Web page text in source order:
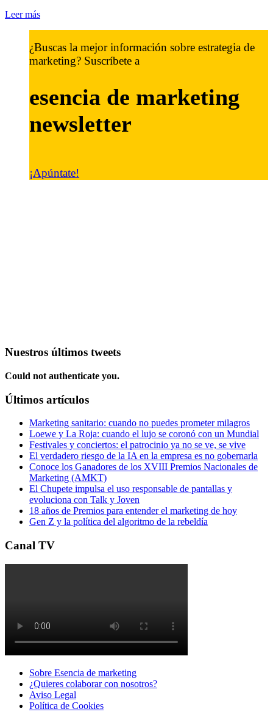
Leer más
¿Buscas la mejor información sobre estrategia de
marketing? Suscríbete a
esencia de marketing
newsletter
¡Apúntate!
Nuestros últimos tweets
Could not authenticate you.
Últimos artículos
Marketing sanitario: cuando no puedes prometer milagros
Loewe y La Roja: cuando el lujo se coronó con un Mundial
Festivales y conciertos: el patrocinio ya no se ve, se vive
El verdadero riesgo de la IA en la empresa es no gobernarla
Conoce los Ganadores de los XVIII Premios Nacionales de
Marketing (AMKT)
El Chupete impulsa el uso responsable de pantallas y
evoluciona con Talk y Joven
18 años de Premios para entender el marketing de hoy
Gen Z y la política del algoritmo de la rebeldía
Canal TV
Sobre Esencia de marketing
¿Quieres colaborar con nosotros?
Aviso Legal
Polí­tica de Cookies